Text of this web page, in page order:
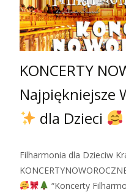
KONCERTY
Najpiękniejsze
dla Dzieci
Filharmonia dla Dzieciw
“Koncerty